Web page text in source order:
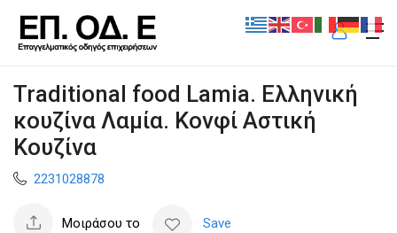
Traditional food Lamia. Ελληνική
κουζίνα Λαμία. Κονφί Αστική
Κουζίνα
2231028878
Μοιράσου το Save